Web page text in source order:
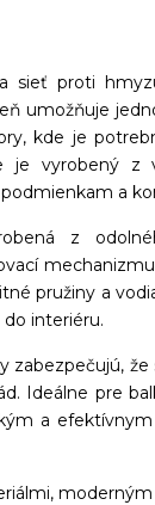
sieť proti
umožňuje
kde je
je vyrobený z
a
z
pružiny a
interiéru.
zabezpečujú,
Ideálne pre
a